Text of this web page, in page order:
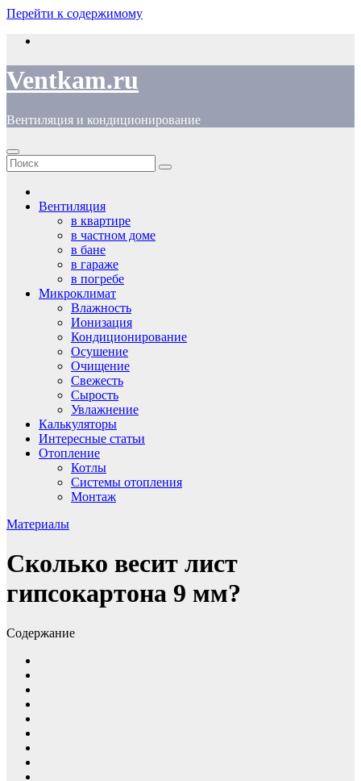
Перейти к содержимому
Ventkam.ru
Вентиляция и кондиционирование
Вентиляция
в квартире
в частном доме
в бане
в гараже
в погребе
Микроклимат
Влажность
Ионизация
Кондиционирование
Осушение
Очищение
Свежесть
Сырость
Увлажнение
Калькуляторы
Интересные статьи
Отопление
Котлы
Системы отопления
Монтаж
Материалы
Сколько весит лист
гипсокартона 9 мм?
Содержание